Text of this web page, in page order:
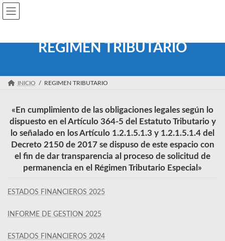
Saltar
contenido
Saltar
la
Corporación Cultural José Eustacio Rivera
REGIMEN TRIBUTARIO
INICIO REGIMEN TRIBUTARIO
«En cumplimiento de las obligaciones legales según lo
dispuesto en el Artículo 364-5 del Estatuto Tributario y
lo señalado en los Artículo 1.2.1.5.1.3 y 1.2.1.5.1.4 del
Decreto 2150 de 2017 se dispuso de este espacio con
el fin de dar transparencia al proceso de solicitud de
permanencia en el Régimen Tributario Especial»
ESTADOS FINANCIEROS 2025
INFORME DE GESTION 2025
ESTADOS FINANCIEROS 2024